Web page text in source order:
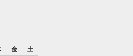
金
土